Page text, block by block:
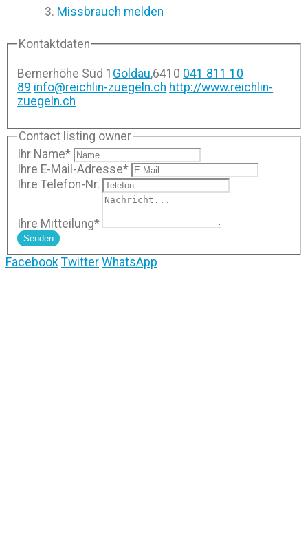
Missbrauch melden
Kontaktdaten
Bernerhöhe Süd 1 Goldau,6410 041 811 10
89 info@reichlin-zuegeln.ch http://www.reichlin-
zuegeln.ch
Contact listing owner
Ihr Name*
Ihre E-Mail-Adresse*
Ihre Telefon-Nr.
Ihre Mitteilung*
Senden
Facebook Twitter WhatsApp